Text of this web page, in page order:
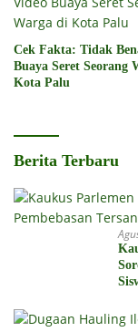
Cek Fakta: Tidak
Buaya Seret Seorang
Kota Palu
Berita Terbaru